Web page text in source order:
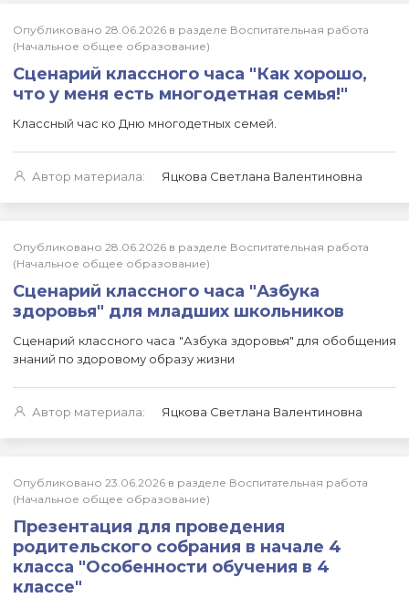
Опубликовано 28.06.2026 в разделе Воспитательная работа
(Начальное общее образование)
Сценарий классного часа "Как хорошо,
что у меня есть многодетная семья!"
Классный час ко Дню многодетных семей.
Автор материала: Яцкова Светлана Валентиновна
Опубликовано 28.06.2026 в разделе Воспитательная работа
(Начальное общее образование)
Сценарий классного часа "Азбука
здоровья" для младших школьников
Сценарий классного часа "Азбука здоровья" для обобщения
знаний по здоровому образу жизни
Автор материала: Яцкова Светлана Валентиновна
Опубликовано 23.06.2026 в разделе Воспитательная работа
(Начальное общее образование)
Презентация для проведения
родительского собрания в начале 4
класса "Особенности обучения в 4
классе"